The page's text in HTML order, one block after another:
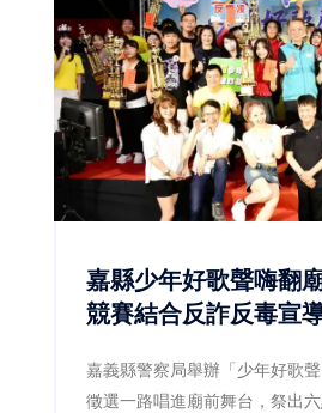
嘉縣少年好歌聲嗨翻廟前
競賽結合反詐反毒宣
嘉義縣警察局舉辦「少年好歌
徵選一路唱進廟前舞台，祭出